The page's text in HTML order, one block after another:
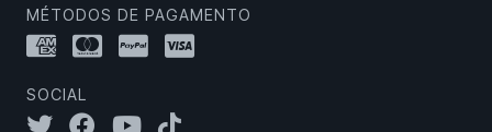
MÉTODOS DE PAGAMENTO
SOCIAL